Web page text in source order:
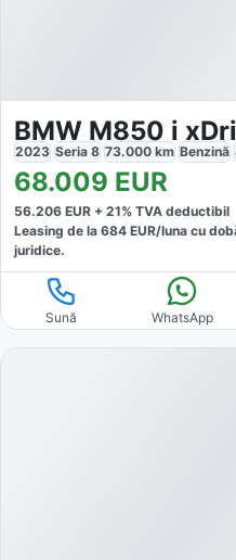
BMW M850 i
2023 Seria 8 73.000 km Benzină
68.009 EUR
56.206 EUR + 21% TVA deductibil
Leasing de la 684 EUR/luna cu
juridice.
Sună WhatsApp